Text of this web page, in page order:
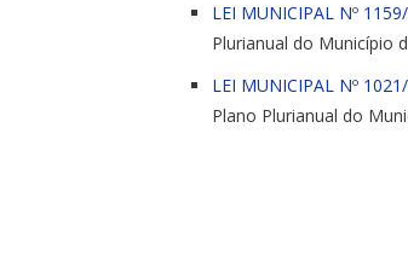
LEI MUNICIPAL Nº
Plurianual do Município
LEI MUNICIPAL Nº
Plano Plurianual do